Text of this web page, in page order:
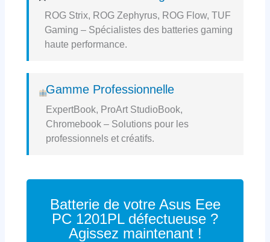
ROG Strix, ROG Zephyrus, ROG Flow, TUF
Gaming – Spécialistes des batteries gaming
haute performance.
Gamme Professionnelle
ExpertBook, ProArt StudioBook,
Chromebook – Solutions pour les
professionnels et créatifs.
Batterie de votre Asus Eee
PC 1201PL défectueuse ?
Agissez maintenant !